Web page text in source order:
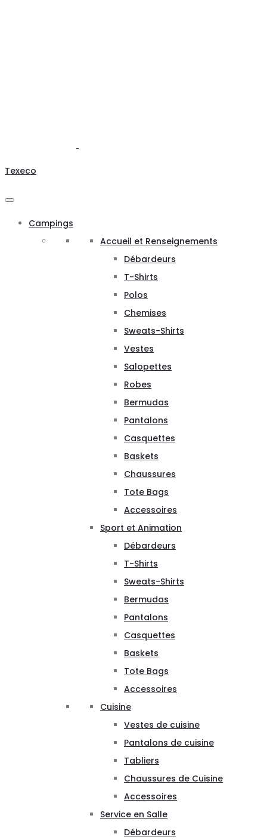
Texeco
Campings
Accueil et Renseignements
Débardeurs
T-Shirts
Polos
Chemises
Sweats-Shirts
Vestes
Salopettes
Robes
Bermudas
Pantalons
Casquettes
Baskets
Chaussures
Tote Bags
Accessoires
Sport et Animation
Débardeurs
T-Shirts
Sweats-Shirts
Bermudas
Pantalons
Casquettes
Baskets
Tote Bags
Accessoires
Cuisine
Vestes de cuisine
Pantalons de cuisine
Tabliers
Chaussures de Cuisine
Accessoires
Service en Salle
Débardeurs